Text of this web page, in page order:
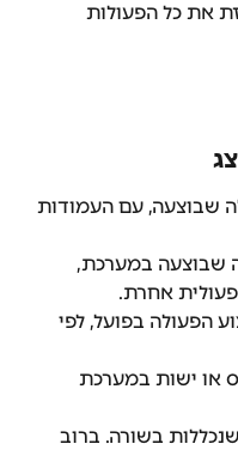
את כל הפעולות
שבוצעה, עם העמודות
שבוצעה במערכת,
אחרת.
הפעולה בפועל, לפי
או ישות במערכת
בשורה. ברוב